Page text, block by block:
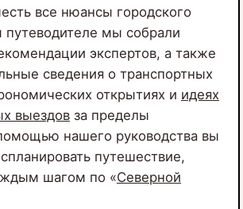
все нюансы городского
путеводителе мы собрали
экспертов, а также
сведения о транспортных
открытиях и идеях
выездовза пределы
нашего руководства вы
путешествие,
шагом по «Северной